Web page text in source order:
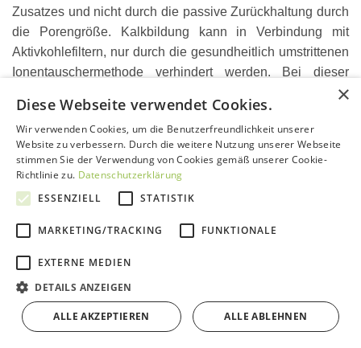
Zusatzes und nicht durch die passive Zurückhaltung durch
die Porengröße. Kalkbildung kann in Verbindung mit
Aktivkohlefiltern, nur durch die gesundheitlich umstrittenen
Ionentauschermethode verhindert werden. Bei dieser
Methode werden die im Wasser vorhandenen
Kalziumionen und Magnesiumionen in Natriumionen
getauscht. Es entsteht dabei ein natriumreiches Wasser,
welches nicht besonders gut scheckt und im Verdacht steht
Herz-Kreislauferkrankungen zu begünstigen. Alternativ
wird die Kalkbildung durch den Einsatz von Destillation
diesen Filtertechniken grundsätzlich stark reduziert wird.
Anmerkung zu Nanopartikeln und Mikroplastik
In der jüngsten Zeit gibt es immer mehr Meldungen,
daß sich Nanopartikel im Trinkwasser befinden.
Diese
können durch die Klärwerke nicht entfernt werden. Der
×
Diese Webseite verwendet Cookies.
Wir verwenden Cookies, um die Benutzerfreundlichkeit unserer
Website zu verbessern. Durch die weitere Nutzung unserer Webseite
stimmen Sie der Verwendung von Cookies gemäß unserer Cookie-
Richtlinie zu. Datenschutzerklärung
ESSENZIELL
STATISTIK
MARKETING/TRACKING FUNKTIONALE
EXTERNE MEDIEN
DETAILS ANZEIGEN
ALLE AKZEPTIEREN ALLE ABLEHNEN